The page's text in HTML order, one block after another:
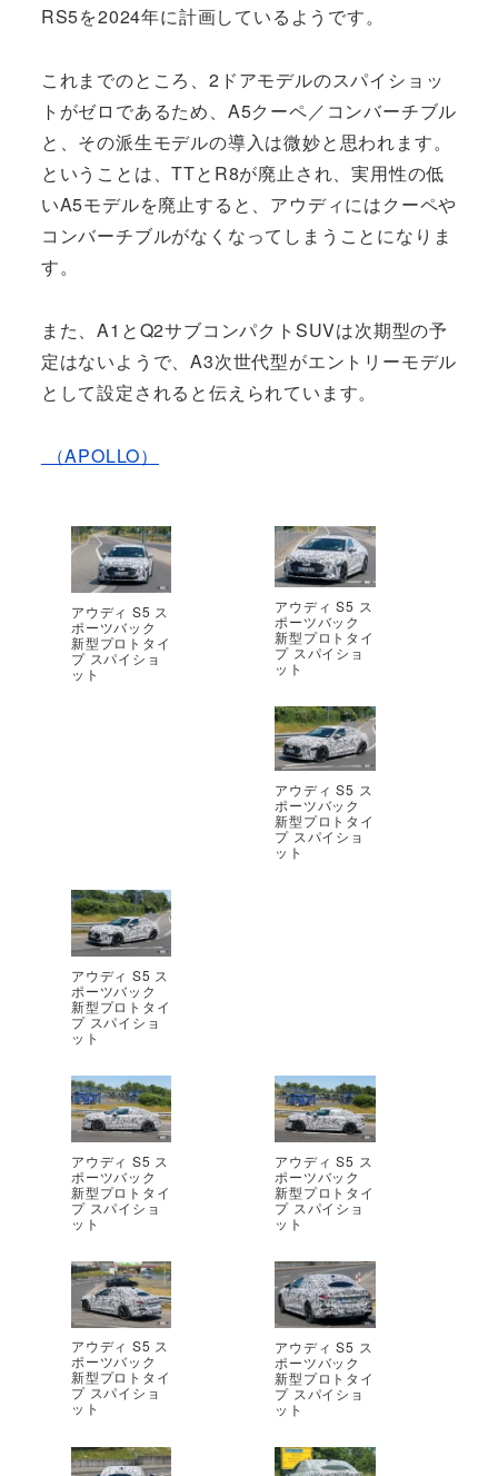
RS5を2024年に計画しているようです。
これまでのところ、2ドアモデルのスパイショッ
トがゼロであるため、A5クーペ／コンバーチブル
と、その派生モデルの導入は微妙と思われます。
ということは、TTとR8が廃止され、実用性の低
いA5モデルを廃止すると、アウディにはクーペや
コンバーチブルがなくなってしまうことになりま
す。
また、A1とQ2サブコンパクトSUVは次期型の予
定はないようで、A3次世代型がエントリーモデル
として設定されると伝えられています。
（APOLLO）
アウディ S5 ス
ポーツバック
新型プロトタイ
プ スパイショ
ット
アウディ S5 ス
ポーツバック
新型プロトタイ
プ スパイショ
ット
アウディ S5 ス
ポーツバック
新型プロトタイ
プ スパイショ
ット
アウディ S5 ス
ポーツバック
新型プロトタイ
プ スパイショ
ット
アウディ S5 ス
ポーツバック
新型プロトタイ
プ スパイショ
ット
アウディ S5 ス
ポーツバック
新型プロトタイ
プ スパイショ
ット
アウディ S5 ス
ポーツバック
新型プロトタイ
プ スパイショ
ット
アウディ S5 ス
ポーツバック
新型プロトタイ
プ スパイショ
ット